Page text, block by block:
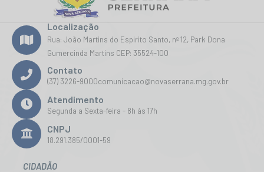
Localização
Rua: João Martins do Espirito Santo, nº 12, Park Dona
Gumercinda Martins CEP: 35524-100
Contato
(37) 3226-9000comunicacao@novaserrana.mg.gov.br
Atendimento
Segunda a Sexta-feira - 8h às 17h
CNPJ
18.291.385/0001-59
CIDADÃO